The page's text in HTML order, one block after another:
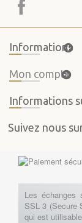
Informations
Mon compte
Informations
Suivez nous
Les échanges
SSL 3 (Secure
qui est